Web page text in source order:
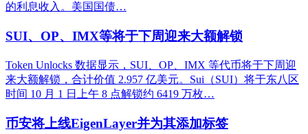
的利息收入。美国国债…
SUI、OP、IMX等将于下周迎来大额解锁
Token Unlocks 数据显示，SUI、OP、IMX 等代币将于下周迎
来大额解锁，合计价值 2.957 亿美元。Sui（SUI）将于东八区
时间 10 月 1 日上午 8 点解锁约 6419 万枚…
币安将上线EigenLayer并为其添加标签